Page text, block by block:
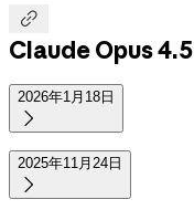

Claude Opus 4.5
2026年1月18日

2025年11月24日
